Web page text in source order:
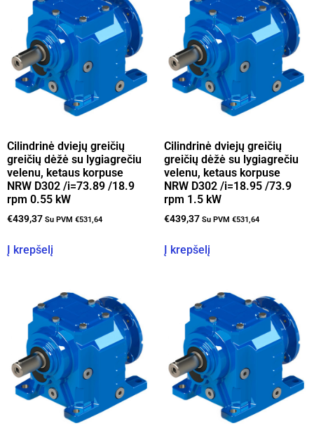
Cilindrinė dviejų greičių
greičių dėžė su lygiagrečiu
velenu, ketaus korpuse
NRW D302 /i=73.89 /18.9
rpm 0.55 kW
€439,37 Su PVM €531,64
Į krepšelį
Cilindrinė dviejų greičių
greičių dėžė su lygiagrečiu
velenu, ketaus korpuse
NRW D302 /i=18.95 /73.9
rpm 1.5 kW
€439,37 Su PVM €531,64
Į krepšelį